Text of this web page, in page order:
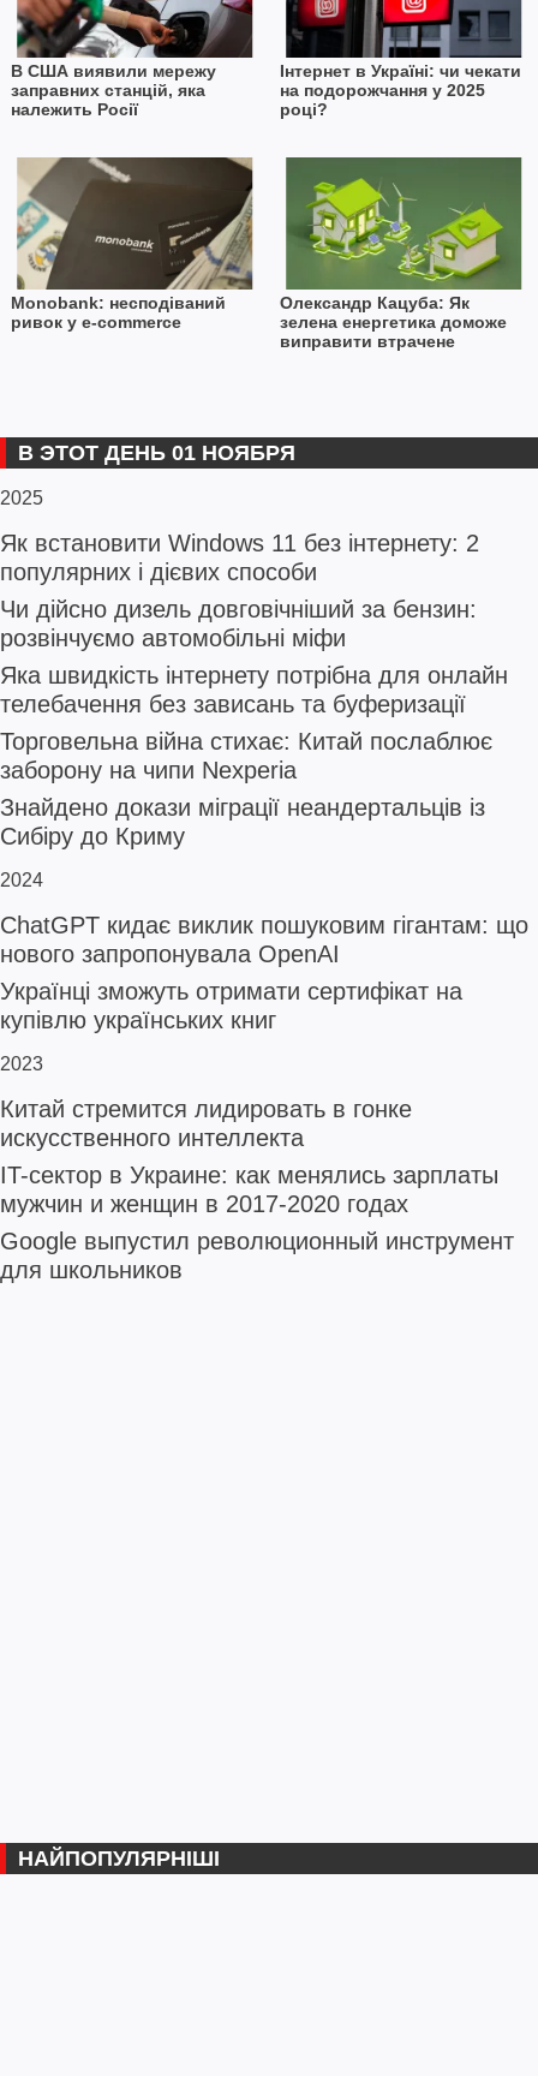
В США виявили мережу
заправних станцій, яка
належить Росії
Інтернет в Україні: чи чекати
на подорожчання у 2025
році?
Monobank: несподіваний
ривок у e-commerce
Олександр Кацуба: Як
зелена енергетика доможе
виправити втрачене
В ЭТОТ ДЕНЬ 01 НОЯБРЯ
2025
Як встановити Windows 11 без інтернету: 2
популярних і дієвих способи
Чи дійсно дизель довговічніший за бензин:
розвінчуємо автомобільні міфи
Яка швидкість інтернету потрібна для онлайн
телебачення без зависань та буферизації
Торговельна війна стихає: Китай послаблює
заборону на чипи Nexperia
Знайдено докази міграції неандертальців із
Сибіру до Криму
2024
ChatGPT кидає виклик пошуковим гігантам: що
нового запропонувала OpenAI
Українці зможуть отримати сертифікат на
купівлю українських книг
2023
Китай стремится лидировать в гонке
искусственного интеллекта
IT-сектор в Украине: как менялись зарплаты
мужчин и женщин в 2017-2020 годах
Google выпустил революционный инструмент
для школьников
НАЙПОПУЛЯРНІШІ